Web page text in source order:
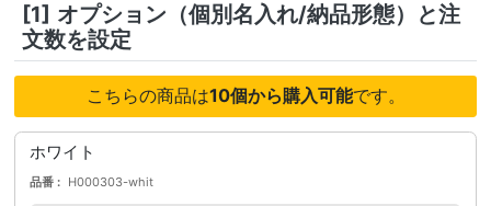
[1] オプション（個別名入れ/納品形態）と注
文数を設定
こちらの商品は10個から購入可能です。
ホワイト
品番 H000303-whit